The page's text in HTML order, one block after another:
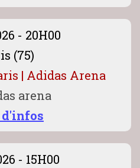
- 20H00
(75)
| Adidas Arena
arena
- 15H00